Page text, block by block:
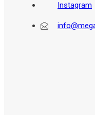
Instagram